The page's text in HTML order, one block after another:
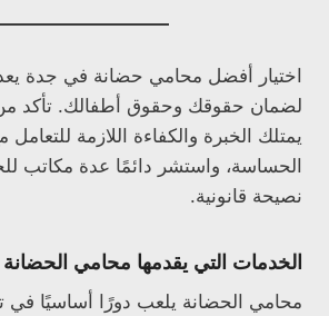
اختيار أفضل محامي حضانة في جدة
لضمان حقوقك وحقوق أطفالك. تأكد من
يمتلك الخبرة والكفاءة اللازمة للتعامل
الحساسة، واستشر دائمًا عدة مكاتب
نصيحة قانونية.
الخدمات التي يقدمها محامي الحضانة
محامي الحضانة يلعب دورًا أساسيًا في